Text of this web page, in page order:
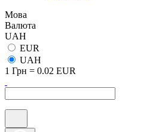
Мова
Валюта
UAH
EUR
UAH
1 Грн = 0.02 EUR